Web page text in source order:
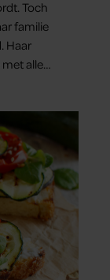
Toch
familie
Haar
alle